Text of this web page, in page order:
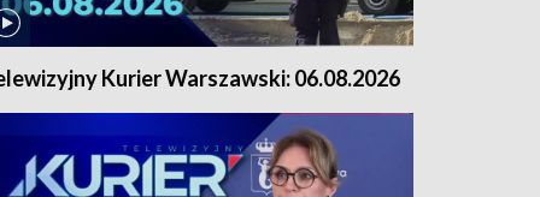
Kurier Warszawski: 06.08.2026